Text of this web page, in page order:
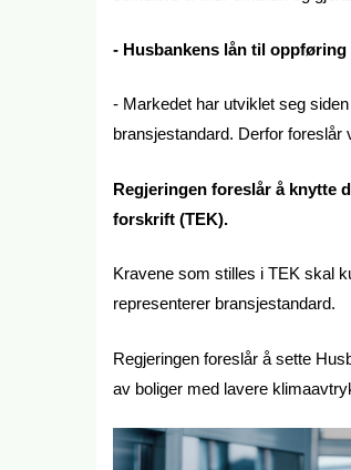
- Husbankens lån til
- Markedet har utviklet seg
bransjestandard. Derfor
Regjeringen foreslår å knytte
forskrift (TEK).
Kravene som stilles i TEK skal
representerer bransjestandard.
Regjeringen foreslår å sette
av boliger med lavere